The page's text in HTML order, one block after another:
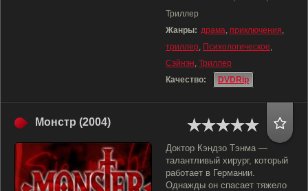
Триллер
Жанры: драма, приключения,
триллер, Психологическое,
Сэйнэн, Триллер
Качество:
DVDRip
Монстр (2004)
Доктор Кэндзо Тэнма —
талантливый хирург, который
работает в Германии.
Однажды он спасает тяжело